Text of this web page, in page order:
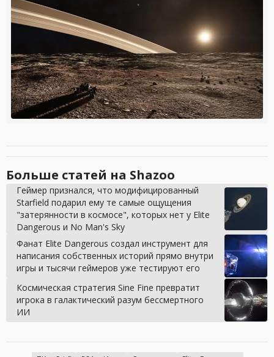
Больше статей на Shazoo
Геймер признался, что модифицированный
Starfield подарил ему те самые ощущения
"затерянности в космосе", которых нет у Elite
Dangerous и No Man's Sky
Фанат Elite Dangerous создал инструмент для
написания собственных историй прямо внутри
игры и тысячи геймеров уже тестируют его
Космическая стратегия Sine Fine превратит
игрока в галактический разум бессмертного
ИИ